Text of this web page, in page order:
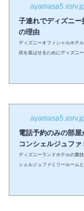
ayamasa5.xsrv.jp
子連れでディズニ
の理由
ディズニーオフィシャルホテ
供を喜ばせるためにディズニ
ラした夢の国を可愛い我が子
ayamasa5.xsrv.jp
電話予約のみの部
コンシェルジュファ
ディズニーランドホテルの裏
シェルジュファミリールーム
ュ・スーペリアルーム（パー